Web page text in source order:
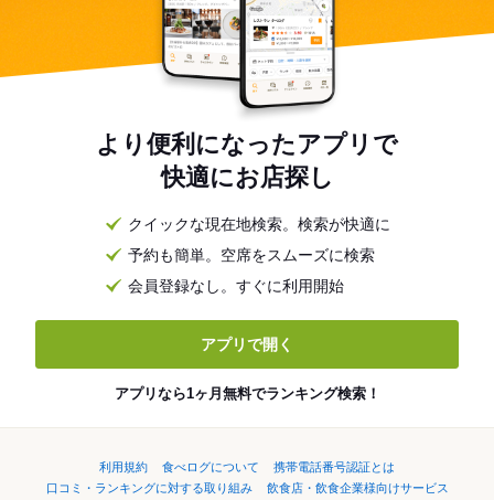
より便利になったアプリで
快適にお店探し
クイックな現在地検索。検索が快適に
予約も簡単。空席をスムーズに検索
会員登録なし。すぐに利用開始
アプリで開く
アプリなら1ヶ月無料でランキング検索！
利用規約 食べログについて
携帯電話番号認証とは
口コミ・ランキングに対する取り組み
飲食店・飲食企業様向けサービス